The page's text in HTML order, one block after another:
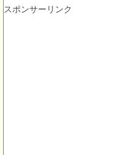
スポンサーリンク